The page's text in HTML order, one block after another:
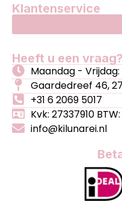
Klantenservice
Heeft u een vraag?
Maandag - Vrijdag:
Gaardedreef 46,
+31 6 2069 5017
Kvk: 27337910
info@kilunarei.nl